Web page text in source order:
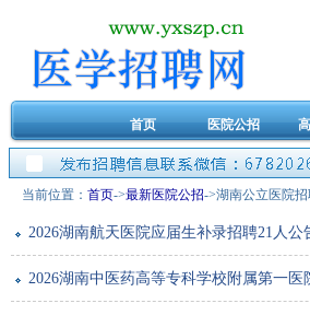
首页 医院公招
当前位置： 首页->最新医院公招->湖南公立医院招
2026湖南航天医院应届生补录招聘21人公
2026湖南中医药高等专科学校附属第一